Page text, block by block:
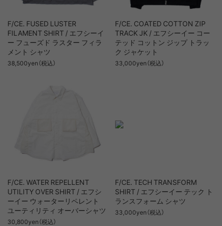
F/CE. FUSED LUSTER
FILAMENT SHIRT / エフシーイ
ー フューズド ラスター フィラ
メント シャツ
38,500yen（税込）
F/CE. COATED COTTON ZIP
TRACK JK / エフシーイー コー
テッド コットン ジップ トラッ
ク ジャケット
33,000yen（税込）
F/CE. WATER REPELLENT
UTILITY OVER SHIRT / エフシ
ーイー ウォーターリペレント
ユーティリティ オーバーシャツ
30,800yen（税込）
F/CE. TECH TRANSFORM
SHIRT / エフシーイー テック ト
ランスフォーム シャツ
33,000yen（税込）